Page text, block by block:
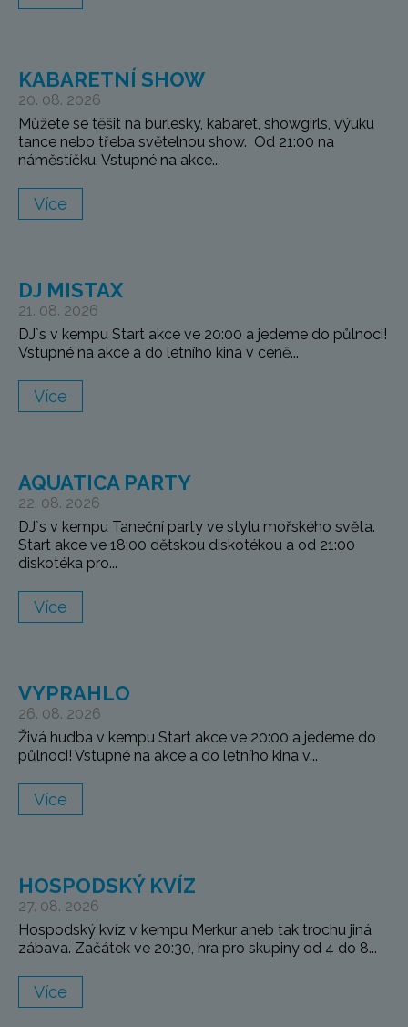
KABARETNÍ SHOW
20. 08. 2026
Můžete se těšit na burlesky, kabaret, showgirls, výuku
tance nebo třeba světelnou show. Od 21:00 na
náměstíčku. Vstupné na akce...
Více
DJ MISTAX
21. 08. 2026
DJ`s v kempu Start akce ve 20:00 a jedeme do půlnoci!
Vstupné na akce a do letního kina v ceně...
Více
AQUATICA PARTY
22. 08. 2026
DJ`s v kempu Taneční party ve stylu mořského světa.
Start akce ve 18:00 dětskou diskotékou a od 21:00
diskotéka pro...
Více
VYPRAHLO
26. 08. 2026
Živá hudba v kempu Start akce ve 20:00 a jedeme do
půlnoci! Vstupné na akce a do letního kina v...
Více
HOSPODSKÝ KVÍZ
27. 08. 2026
Hospodský kvíz v kempu Merkur aneb tak trochu jiná
zábava. Začátek ve 20:30, hra pro skupiny od 4 do 8...
Více